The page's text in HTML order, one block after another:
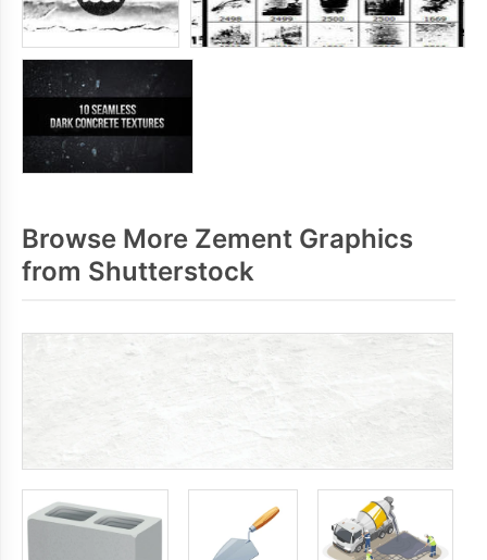
Browse More Zement Graphics
from Shutterstock